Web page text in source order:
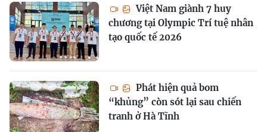
Việt Nam giành 7 huy
chương tại Olympic Trí tuệ nhân
tạo quốc tế 2026
Phát hiện quả bom
“khủng” còn sót lại sau chiến
tranh ở Hà Tĩnh